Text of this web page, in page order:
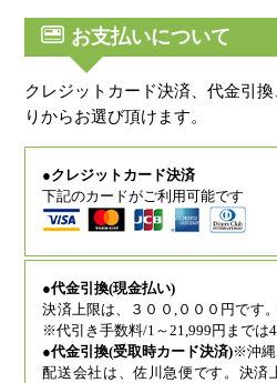
お支払いについて
クレジットカード決済、代金引
りからお選び頂けます。
●クレジットカード決済
下記のカードがご利用可能です
●代金引換(現金払い)
決済上限は、３００,０００円です
※代引き手数料/1～21,999円までは
●代金引換(受取時カード決済)※沖縄
配送会社は、佐川急便です。決済